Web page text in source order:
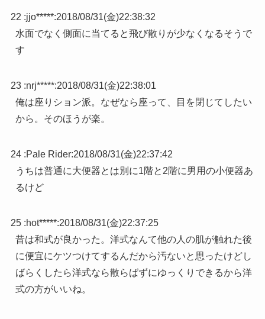
22 :jjo*****:2018/08/31(金)22:38:32
水面でなく側面に当てると飛び散りが少なくなるそうで
す
23 :nrj*****:2018/08/31(金)22:38:01
俺は座りション派。なぜなら座って、目を閉じてしたい
から。そのほうが楽。
24 :Pale Rider:2018/08/31(金)22:37:42
うちは普通に大便器とは別に1階と2階に男用の小便器あ
るけど
25 :hot*****:2018/08/31(金)22:37:25
昔は和式が良かった。洋式なんて他の人の肌が触れた後
に便宜にケツつけてするんだから汚ないと思ったけどし
ばらくしたら洋式なら散らばずにゆっくりできるから洋
式の方がいいね。